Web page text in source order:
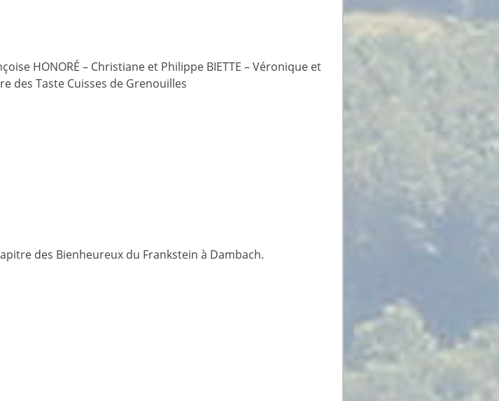
HONORÉ – Christiane et Philippe BIETTE – Véronique et
des Taste Cuisses de Grenouilles
des Bienheureux du Frankstein à Dambach.